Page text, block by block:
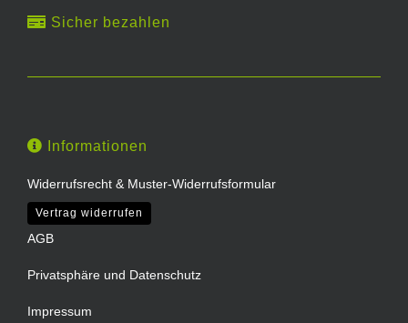
Sicher bezahlen
Informationen
Widerrufsrecht & Muster-Widerrufsformular
Vertrag widerrufen
AGB
Privatsphäre und Datenschutz
Impressum